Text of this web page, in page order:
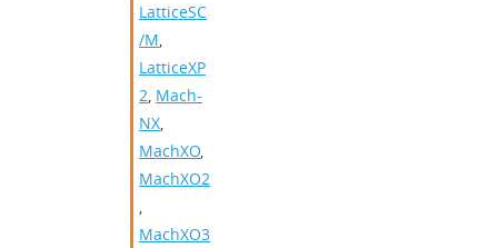
LatticeSC
/M,
LatticeXP
2, Mach-
NX,
MachXO,
MachXO2
,
MachXO3